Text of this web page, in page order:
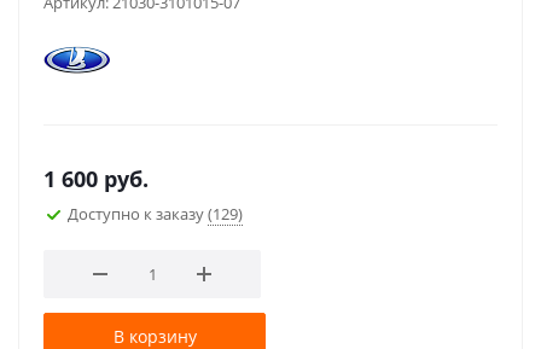
1 600 руб.
Доступно к заказу(129)
В корзину